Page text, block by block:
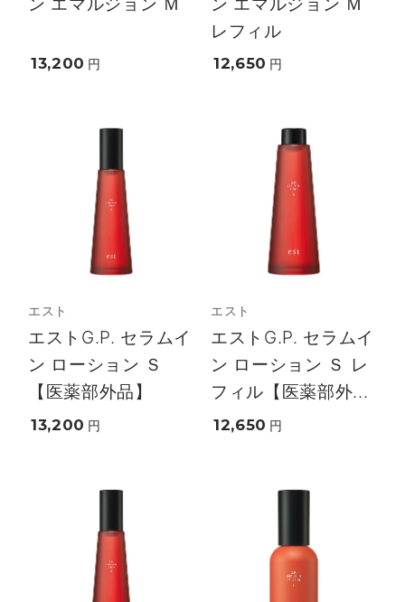
13,200 円
レフィル
12,650 円
エスト
エストG.P. セラムイ
ン ローション Ｓ
【医薬部外品】
13,200 円
エスト
エストG.P. セラムイ
ン ローション Ｓ レ
フィル【医薬部外...
12,650 円